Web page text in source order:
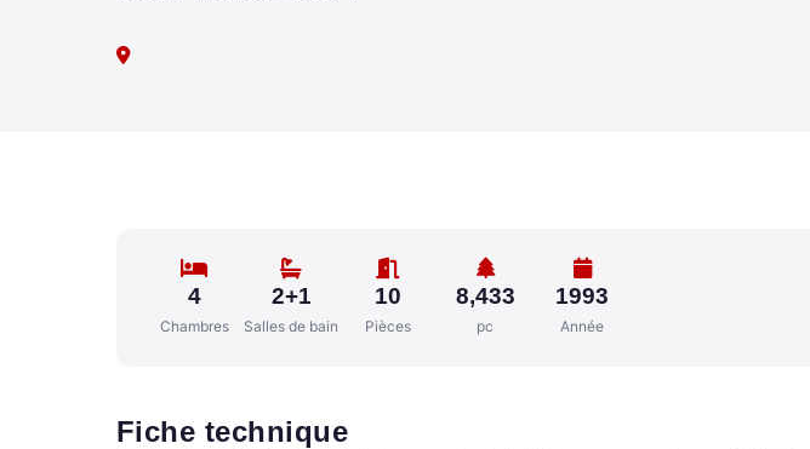
4
Chambres
2+1
Salles de bain
10
Pièces
8,433
pc
1993
Année
Fiche technique